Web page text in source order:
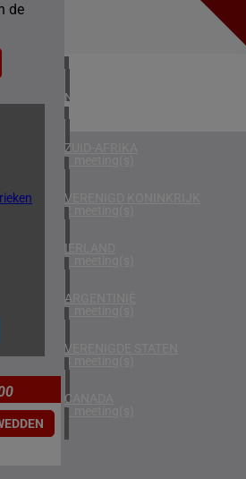
de
1 meeting(s)
NOORWEGEN
1 meeting(s)
ZUID-AFRIKA
1 meeting(s)
VERENIGD KONINKRIJK
2 meeting(s)
IERLAND
1 meeting(s)
ARGENTINIË
1 meeting(s)
VERENIGDE STATEN
4 meeting(s)
CANADA
1 meeting(s)